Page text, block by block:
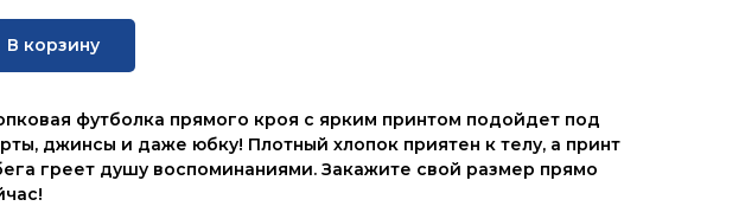
В корзину
футболка прямого кроя с ярким принтом подойдет под
джинсы и даже юбку! Плотный хлопок приятен к телу, а принт
греет душу воспоминаниями. Закажите свой размер прямо